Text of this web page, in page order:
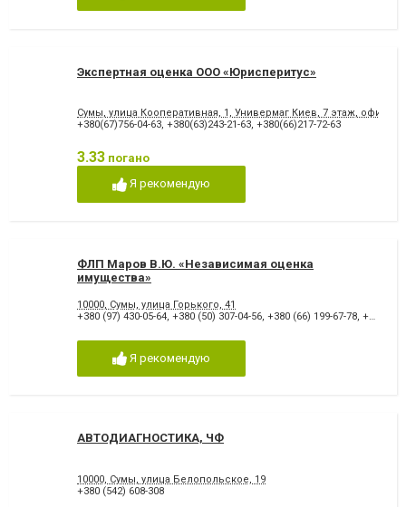
Экспертная оценка ООО «Юрисперитус»
Сумы, улица Кооперативная, 1, Универмаг Киев, 7 этаж, офис 707
+380(67)756-04-63, +380(63)243-21-63, +380(66)217-72-63
3.33 погано
Я рекомендую
ФЛП Маров В.Ю. «Независимая оценка
имущества»
10000, Сумы, улица Горького, 41
+380 (97) 430-05-64, +380 (50) 307-04-56, +380 (66) 199-67-78, +380 (542) 79-53-34
Я рекомендую
АВТОДИАГНОСТИКА, ЧФ
10000, Сумы, улица Белопольское, 19
+380 (542) 608-308